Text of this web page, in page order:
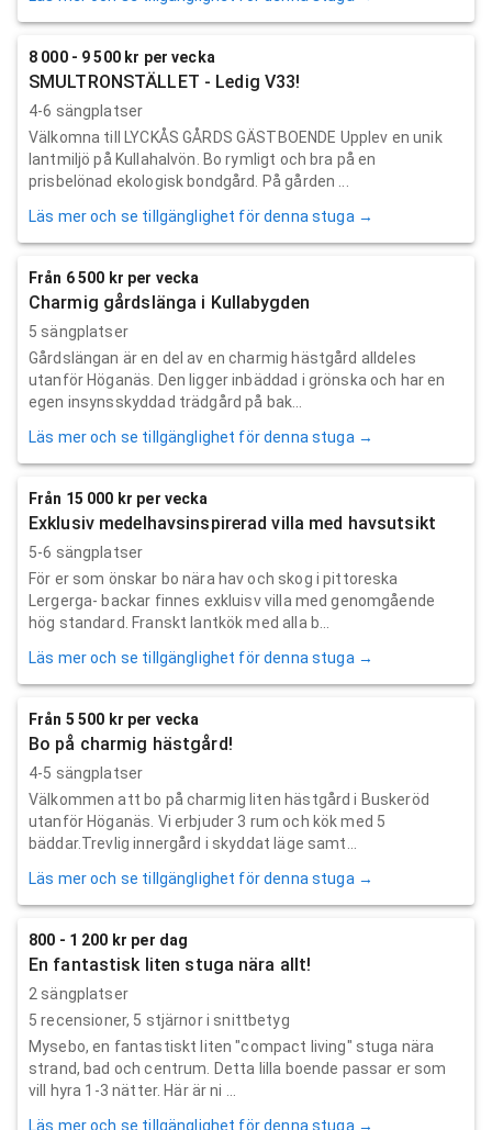
8 000 - 9 500 kr per vecka
SMULTRONSTÄLLET - Ledig V33!
4-6 sängplatser
Välkomna till LYCKÅS GÅRDS GÄSTBOENDE Upplev en unik
lantmiljö på Kullahalvön. Bo rymligt och bra på en
prisbelönad ekologisk bondgård. På gården ...
Läs mer och se tillgänglighet för denna stuga →
Från 6 500 kr per vecka
Charmig gårdslänga i Kullabygden
5 sängplatser
Gårdslängan är en del av en charmig hästgård alldeles
utanför Höganäs. Den ligger inbäddad i grönska och har en
egen insynsskyddad trädgård på bak...
Läs mer och se tillgänglighet för denna stuga →
Från 15 000 kr per vecka
Exklusiv medelhavsinspirerad villa med havsutsikt
5-6 sängplatser
För er som önskar bo nära hav och skog i pittoreska
Lergerga- backar finnes exkluisv villa med genomgående
hög standard. Franskt lantkök med alla b...
Läs mer och se tillgänglighet för denna stuga →
Från 5 500 kr per vecka
Bo på charmig hästgård!
4-5 sängplatser
Välkommen att bo på charmig liten hästgård i Buskeröd
utanför Höganäs. Vi erbjuder 3 rum och kök med 5
bäddar.Trevlig innergård i skyddat läge samt...
Läs mer och se tillgänglighet för denna stuga →
800 - 1 200 kr per dag
En fantastisk liten stuga nära allt!
2 sängplatser
5 recensioner, 5 stjärnor i snittbetyg
Mysebo, en fantastiskt liten "compact living" stuga nära
strand, bad och centrum. Detta lilla boende passar er som
vill hyra 1-3 nätter. Här är ni ...
Läs mer och se tillgänglighet för denna stuga →